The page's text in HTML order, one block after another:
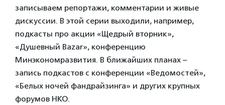
записываем репортажи, комментарии и живые
дискуссии. В этой серии выходили, например,
подкасты про акции «Щедрый вторник»,
«Душевный Bazar», конференцию
Минэкономразвития. В ближайших планах –
запись подкастов с конференции «Ведомостей»,
«Белых ночей фандрайзинга» и других крупных
форумов НКО.